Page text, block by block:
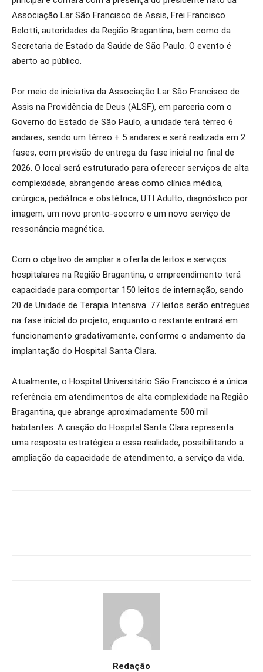
Associação Lar São Francisco de Assis, Frei Francisco
Belotti, autoridades da Região Bragantina, bem como da
Secretaria de Estado da Saúde de São Paulo. O evento é
aberto ao público.
Por meio de iniciativa da Associação Lar São Francisco de
Assis na Providência de Deus (ALSF), em parceria com o
Governo do Estado de São Paulo, a unidade terá térreo 6
andares, sendo um térreo + 5 andares e será realizada em 2
fases, com previsão de entrega da fase inicial no final de
2026. O local será estruturado para oferecer serviços de alta
complexidade, abrangendo áreas como clínica médica,
cirúrgica, pediátrica e obstétrica, UTI Adulto, diagnóstico por
imagem, um novo pronto-socorro e um novo serviço de
ressonância magnética.
Com o objetivo de ampliar a oferta de leitos e serviços
hospitalares na Região Bragantina, o empreendimento terá
capacidade para comportar 150 leitos de internação, sendo
20 de Unidade de Terapia Intensiva. 77 leitos serão entregues
na fase inicial do projeto, enquanto o restante entrará em
funcionamento gradativamente, conforme o andamento da
implantação do Hospital Santa Clara.
Atualmente, o Hospital Universitário São Francisco é a única
referência em atendimentos de alta complexidade na Região
Bragantina, que abrange aproximadamente 500 mil
habitantes. A criação do Hospital Santa Clara representa
uma resposta estratégica a essa realidade, possibilitando a
ampliação da capacidade de atendimento, a serviço da vida.
Redação